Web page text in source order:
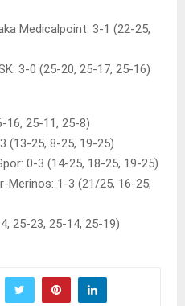
Medicalpoint: 3-1 (22-25,
3-0 (25-20, 25-17, 25-16)
16, 25-11, 25-8)
(13-25, 8-25, 19-25)
0-3 (14-25, 18-25, 19-25)
1-3 (21/25, 16-25,
25-23, 25-14, 25-19)